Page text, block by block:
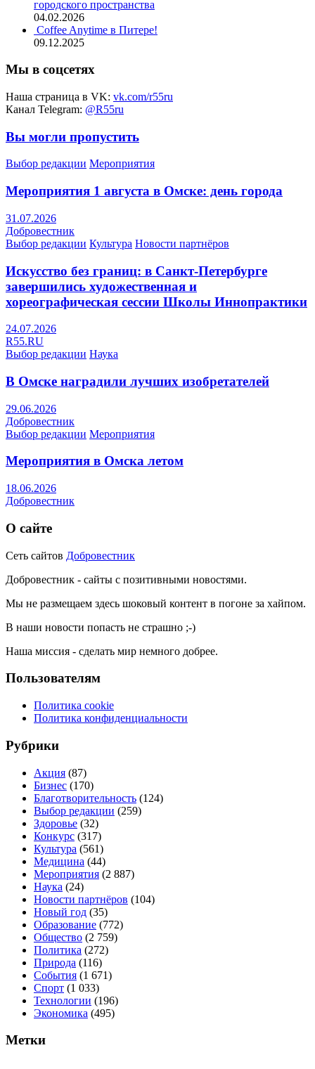
городского пространства
04.02.2026
Coffee Anytime в Питере!
09.12.2025
Мы в соцсетях
Наша страница в VK: vk.com/r55ru
Канал Telegram: @R55ru
Вы могли пропустить
Выбор редакции Мероприятия
Мероприятия 1 августа в Омске: день города
31.07.2026
Добровестник
Выбор редакции Культура Новости партнёров
Искусство без границ: в Санкт-Петербурге
завершились художественная и
хореографическая сессии Школы Иннопрактики
24.07.2026
R55.RU
Выбор редакции Наука
В Омске наградили лучших изобретателей
29.06.2026
Добровестник
Выбор редакции Мероприятия
Мероприятия в Омска летом
18.06.2026
Добровестник
О сайте
Сеть сайтов Добровестник
Добровестник - сайты с позитивными новостями.
Мы не размещаем здесь шоковый контент в погоне за хайпом.
В наши новости попасть не страшно ;-)
Наша миссия - сделать мир немного добрее.
Пользователям
Политика cookie
Политика конфиденциальности
Рубрики
Акция (87)
Бизнес (170)
Благотворительность (124)
Выбор редакции (259)
Здоровье (32)
Конкурс (317)
Культура (561)
Медицина (44)
Мероприятия (2 887)
Наука (24)
Новости партнёров (104)
Новый год (35)
Образование (772)
Общество (2 759)
Политика (272)
Природа (116)
События (1 671)
Спорт (1 033)
Технологии (196)
Экономика (495)
Метки